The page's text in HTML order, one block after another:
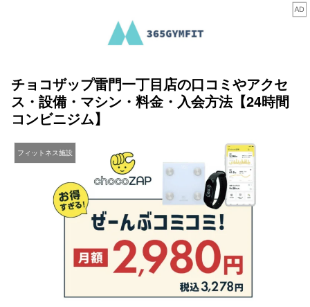
チョコザップ雷門一丁目店の口コミやアクセ
ス・設備・マシン・料金・入会方法【24時間
コンビニジム】
フィットネス施設